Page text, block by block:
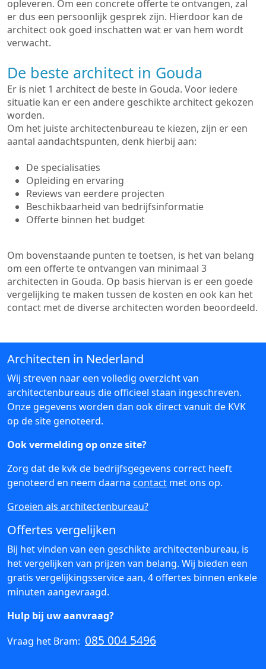
opleveren. Om een concrete offerte te ontvangen, zal
er dus een persoonlijk gesprek zijn. Hierdoor kan de
architect ook goed inschatten wat er van hem wordt
verwacht.
De beste architect in Gouda
Er is niet 1 architect de beste in Gouda. Voor iedere
situatie kan er een andere geschikte architect gekozen
worden.
Om het juiste architectenbureau te kiezen, zijn er een
aantal aandachtspunten, denk hierbij aan:
De specialisaties
Opleiding en ervaring
Reviews van eerdere projecten
Beschikbaarheid van bedrijfsinformatie
Offerte binnen het budget
Om bovenstaande punten te toetsen, is het van belang
om een offerte te ontvangen van minimaal 3
architecten in Gouda. Op basis hiervan is er een goede
vergelijking te maken tussen de kosten en ook kan het
contact met de diverse architecten worden beoordeeld.
Architecten in Nederland
Wij streven naar een volledig overzicht van
architectenbureaus die officieel staan ingeschreven.
Onze gegevens worden dan ook direct vanuit de KVK
op de site genoteerd.
Ook vermelding op onze site?
Zorg dat de kvk de bedrijfsgegevens correct heeft
genoteerd en neem daarna contact met ons op.
Groeien als architectenbureau?
Offertes vergelijken
Bij het vinden van een geschikte architectenbureau, is
het vergelijken van prijzen van belang. Wij bieden een
gratis vergelijkingsservice aan, 4 offertes binnen enkele
minuten aangevraagd.
Hulp bij uw aanvraag?
Vraag het Bram: 085 004 5496